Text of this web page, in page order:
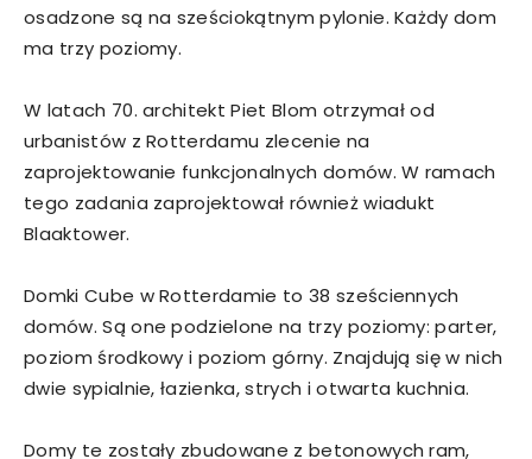
osadzone są na sześciokątnym pylonie. Każdy dom
ma trzy poziomy.
W latach 70. architekt Piet Blom otrzymał od
urbanistów z Rotterdamu zlecenie na
zaprojektowanie funkcjonalnych domów. W ramach
tego zadania zaprojektował również wiadukt
Blaaktower.
Domki Cube w Rotterdamie to 38 sześciennych
domów. Są one podzielone na trzy poziomy: parter,
poziom środkowy i poziom górny. Znajdują się w nich
dwie sypialnie, łazienka, strych i otwarta kuchnia.
Domy te zostały zbudowane z betonowych ram,